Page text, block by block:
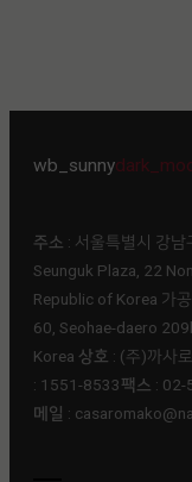
wb_sunny
주소 : 서울특별시 강
Seunguk Plaza, 22
Republic of Korea 가
60, Seohae-daero
Korea 상호 : (주)까사로
: 1551-8533ㅤ팩스 : 02-
메일 :